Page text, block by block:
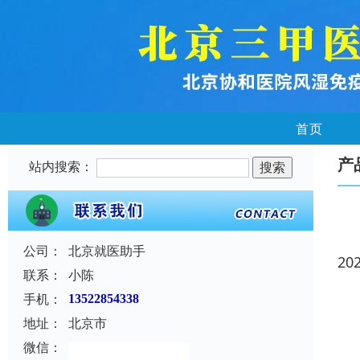
首页
站内搜索：
公司：
北京就医助手
联系：
小陈
手机：
13522854338
地址：
北京市
微信：
产